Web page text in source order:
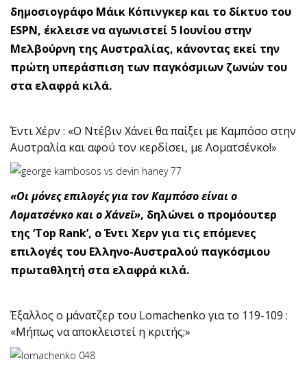
δημοσιογράφο Μάικ Κόπινγκερ και το δίκτυο του
ESPN, έκλεισε να αγωνιστεί 5 Ιουνίου στην
Μελβούρνη της Αυστραλίας, κάνοντας εκεί την
πρώτη υπεράσπιση των παγκόσμιων ζωνών του
στα ελαφρά κιλά.
Έντι Χέρν : «Ο Ντέβιν Χάνεϊ θα παίξει με Καμπόσο στην
Αυστραλία και αφού τον κερδίσει, με Λοματσένκο!»
«Οι μόνες επιλογές για τον Καμπόσο είναι ο
Λοματσένκο και ο Χάνεϊ», δηλώνει ο προμόουτερ
της ‘Top Rank’, ο Έντι Χερν για τις επόμενες
επιλογές του Ελληνο-Αυστραλού παγκόσμιου
πρωταθλητή στα ελαφρά κιλά.
Έξαλλος ο μάνατζερ του Lomachenko για το 119-109 :
«Μήπως να αποκλειστεί η κριτής;»